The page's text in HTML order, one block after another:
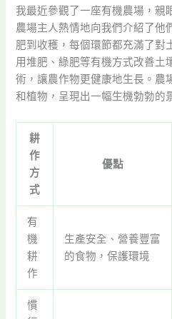
我最近參觀了一座有機農場，親
農場主人熱情地向我們介紹了他
肥到收穫，每個環節都充滿了對
用堆肥、綠肥等有機方式改善土
術，讓農作物更健康地生長。農
和植物，呈現出一幅生機勃勃的
耕
作
方
式
優點
有
機
耕
作
生產安全、營養豐富
的食物，保護環境
慣